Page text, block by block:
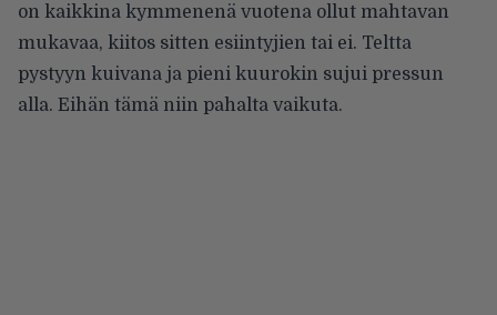
on kaikkina kymmenenä vuotena ollut mahtavan
mukavaa, kiitos sitten esiintyjien tai ei. Teltta
pystyyn kuivana ja pieni kuurokin sujui pressun
alla. Eihän tämä niin pahalta vaikuta.